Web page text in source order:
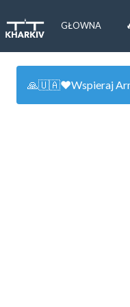
GŁOWNA
🙏🇺🇦❤️Wspieraj